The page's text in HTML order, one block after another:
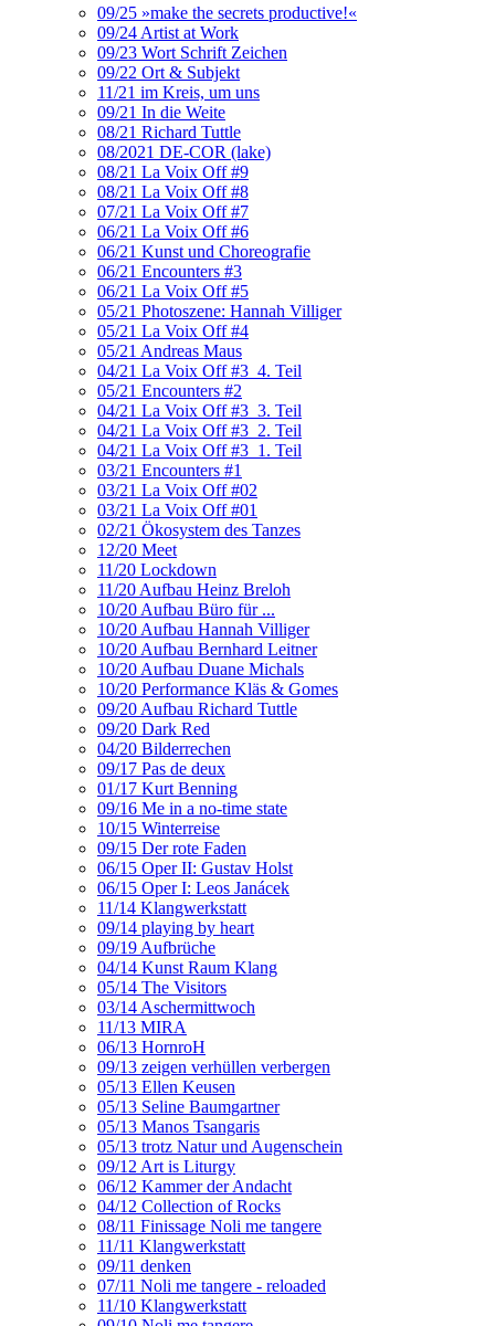
09/25 »make the secrets productive!«
09/24 Artist at Work
09/23 Wort Schrift Zeichen
09/22 Ort & Subjekt
11/21 im Kreis, um uns
09/21 In die Weite
08/21 Richard Tuttle
08/2021 DE-COR (lake)
08/21 La Voix Off #9
08/21 La Voix Off #8
07/21 La Voix Off #7
06/21 La Voix Off #6
06/21 Kunst und Choreografie
06/21 Encounters #3
06/21 La Voix Off #5
05/21 Photoszene: Hannah Villiger
05/21 La Voix Off #4
05/21 Andreas Maus
04/21 La Voix Off #3_4. Teil
05/21 Encounters #2
04/21 La Voix Off #3_3. Teil
04/21 La Voix Off #3_2. Teil
04/21 La Voix Off #3_1. Teil
03/21 Encounters #1
03/21 La Voix Off #02
03/21 La Voix Off #01
02/21 Ökosystem des Tanzes
12/20 Meet
11/20 Lockdown
11/20 Aufbau Heinz Breloh
10/20 Aufbau Büro für ...
10/20 Aufbau Hannah Villiger
10/20 Aufbau Bernhard Leitner
10/20 Aufbau Duane Michals
10/20 Performance Kläs & Gomes
09/20 Aufbau Richard Tuttle
09/20 Dark Red
04/20 Bilderrechen
09/17 Pas de deux
01/17 Kurt Benning
09/16 Me in a no-time state
10/15 Winterreise
09/15 Der rote Faden
06/15 Oper II: Gustav Holst
06/15 Oper I: Leos Janácek
11/14 Klangwerkstatt
09/14 playing by heart
09/19 Aufbrüche
04/14 Kunst Raum Klang
05/14 The Visitors
03/14 Aschermittwoch
11/13 MIRA
06/13 HornroH
09/13 zeigen verhüllen verbergen
05/13 Ellen Keusen
05/13 Seline Baumgartner
05/13 Manos Tsangaris
05/13 trotz Natur und Augenschein
09/12 Art is Liturgy
06/12 Kammer der Andacht
04/12 Collection of Rocks
08/11 Finissage Noli me tangere
11/11 Klangwerkstatt
09/11 denken
07/11 Noli me tangere - reloaded
11/10 Klangwerkstatt